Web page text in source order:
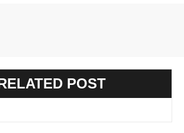
POST